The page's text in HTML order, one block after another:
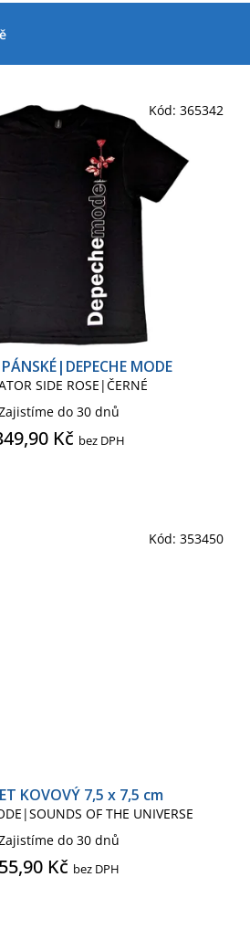
MODE
SIDE ROSE|ČERNÉ
do 30 dnů
Kč bez DPH
Kód: 365342
KOVOVÝ 7,5 x 7,5 cm
OF THE UNIVERSE
do 30 dnů
55,90 Kč bez DPH
Kód: 353450